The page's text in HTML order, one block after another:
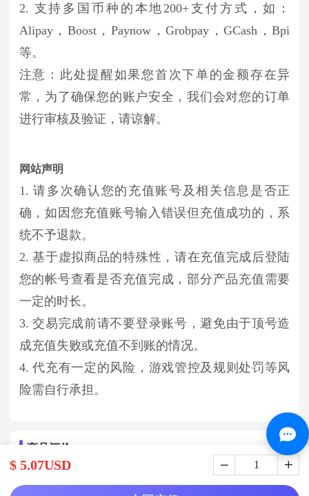
$ 5.07USD
2. 支持多国币种的本地200+支付方式，如：
Alipay，Boost，Paynow，Grobpay，GCash，Bpi
等。
注意：此处提醒如果您首次下单的金额存在异
常，为了确保您的账户安全，我们会对您的订单
进行审核及验证，请谅解。
网站声明
1. 请多次确认您的充值账号及相关信息是否正
确，如因您充值账号输入错误但充值成功的，系
统不予退款。
2. 基于虚拟商品的特殊性，请在充值完成后登陆
您的帐号查看是否充值完成，部分产品充值需要
一定的时长。
3. 交易完成前请不要登录账号，避免由于顶号造
成充值失败或充值不到账的情况。
4. 代充有一定的风险，游戏管控及规则处罚等风
险需自行承担。
商品评价